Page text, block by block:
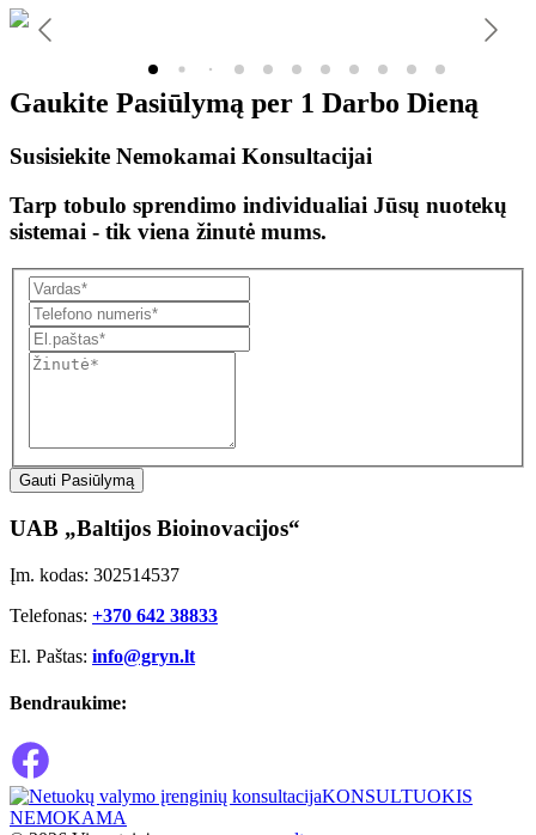
Gaukite Pasiūlymą per 1 Darbo Dieną
Susisiekite Nemokamai Konsultacijai
Tarp tobulo sprendimo individualiai Jūsų nuotekų
sistemai - tik viena žinutė mums.
Gauti Pasiūlymą
UAB „Baltijos Bioinovacijos“
Įm. kodas: 302514537
Telefonas: +370 642 38833
El. Paštas: info@gryn.lt
Bendraukime:
KONSULTUOKIS
NEMOKAMA